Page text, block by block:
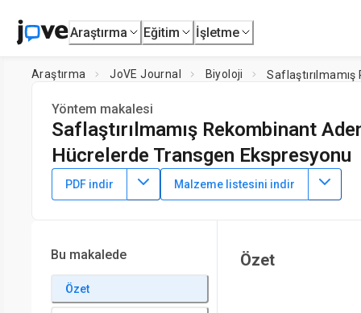
Araştırma Eğitim İşletme
Araştırma JoVE Journal Biyoloji
Yöntem makalesi
Saflaştırılmamış Rekombinant
Hücrelerde Transgen Ekspresyonu
DOI: 10.3791/65572 ⸱ 20 Ekim 2023
Brian Benyamini1,Meagan N. Esbin1,2,Oscar Whitney1
PDF indir Malzeme listesini indir
Bu makalede
Özet
Özet